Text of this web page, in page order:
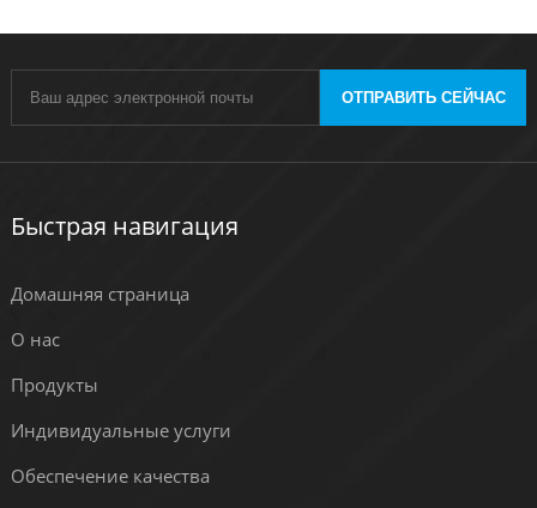
ОТПРАВИТЬ СЕЙЧАС
Быстрая навигация
Домашняя страница
О нас
Продукты
Индивидуальные услуги
Обеспечение качества